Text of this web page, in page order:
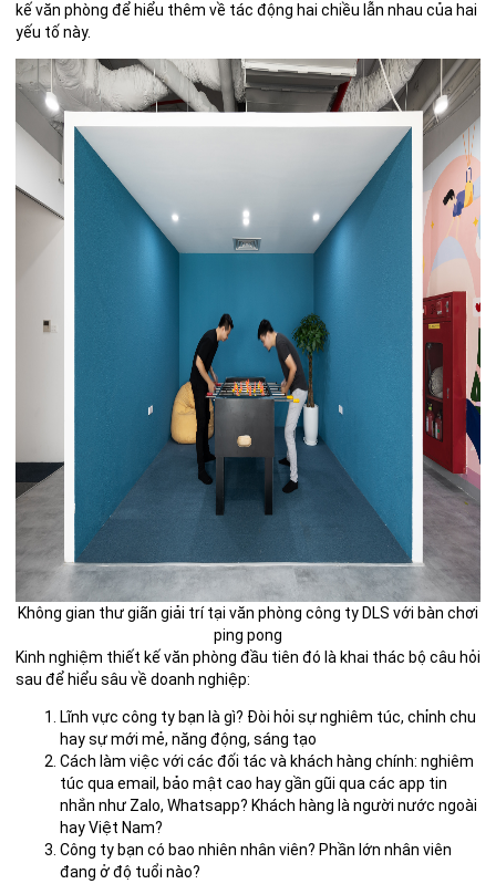
kế văn phòng để hiểu thêm về tác động hai chiều lẫn nhau của hai
yếu tố này.
Không gian thư giãn giải trí tại văn phòng công ty DLS với bàn chơi
ping pong
Kinh nghiệm thiết kế văn phòng đầu tiên đó là khai thác bộ câu hỏi
sau để hiểu sâu về doanh nghiệp:
Lĩnh vực công ty bạn là gì? Đòi hỏi sự nghiêm túc, chỉnh chu
hay sự mới mẻ, năng động, sáng tạo
Cách làm việc với các đối tác và khách hàng chính: nghiêm
túc qua email, bảo mật cao hay gần gũi qua các app tin
nhắn như Zalo, Whatsapp? Khách hàng là người nước ngoài
hay Việt Nam?
Công ty bạn có bao nhiên nhân viên? Phần lớn nhân viên
đang ở độ tuổi nào?